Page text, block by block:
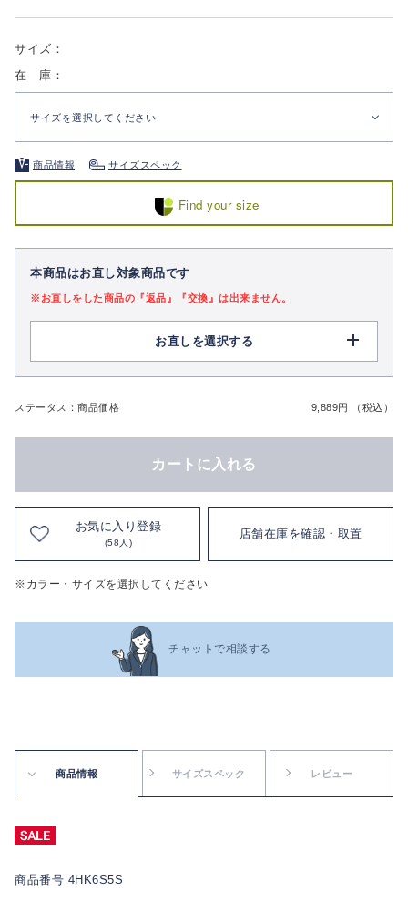
サイズ：
在 庫：
サイズを選択してください
商品情報 サイズスペック
Find your size
本商品はお直し対象商品です
※お直しをした商品の『返品』『交換』は出来ません。
お直しを選択する
ステータス：商品価格 9,889円 （税込）
カートに入れる
お気に入り登録
(58人)
店舗在庫を確認・取置
※カラー・サイズを選択してください
チャットで相談する
商品情報 サイズスペック レビュー
商品番号 4HK6S5S